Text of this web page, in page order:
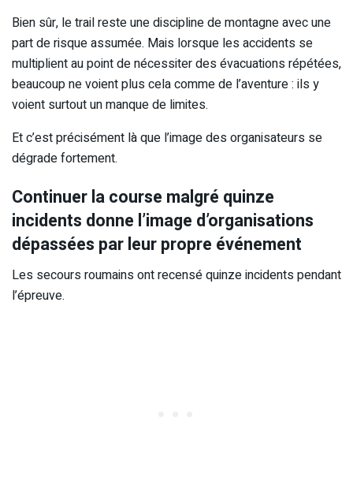
Bien sûr, le trail reste une discipline de montagne avec une
part de risque assumée. Mais lorsque les accidents se
multiplient au point de nécessiter des évacuations répétées,
beaucoup ne voient plus cela comme de l’aventure : ils y
voient surtout un manque de limites.
Et c’est précisément là que l’image des organisateurs se
dégrade fortement.
Continuer la course malgré quinze
incidents donne l’image d’organisations
dépassées par leur propre événement
Les secours roumains ont recensé quinze incidents pendant
l’épreuve.